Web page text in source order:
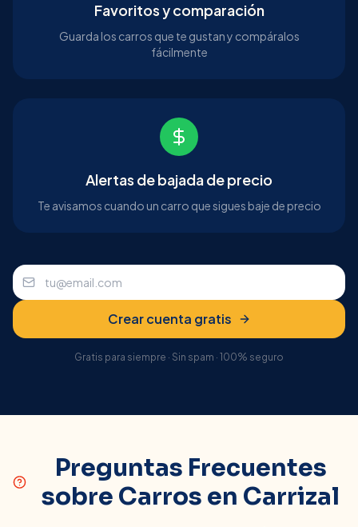
Favoritos y comparación
Guarda los carros que te gustan y compáralos
fácilmente
Alertas de bajada de precio
Te avisamos cuando un carro que sigues baje de precio
Crear cuenta gratis
Gratis para siempre · Sin spam · 100% seguro
Preguntas Frecuentes
sobre Carros en Carrizal